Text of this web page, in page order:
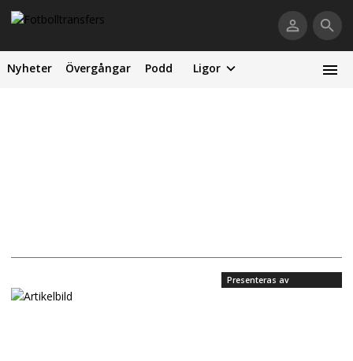
Nyheter Övergångar Podd Ligor
Presenteras av